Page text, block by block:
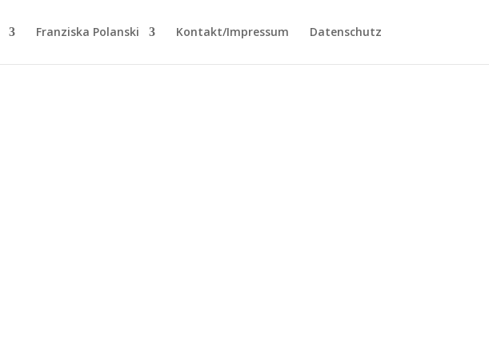
Franziska Polanski Kontakt/Impressum Datenschutz